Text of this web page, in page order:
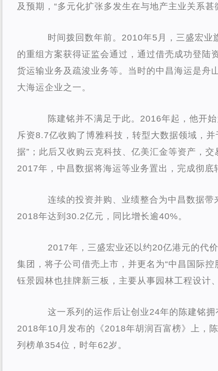
及预期，“多元化扩张多发生在与地产主业关系甚
时间拨回数年前。2010年5月，三盛宏业
的重组方案获得证监会通过，通过借壳成功登陆
货运输业务及疏浚业务等。当时的中昌海运是舟
大海运企业之一。
陈建铭并不满足于此。2016年起，他开
斥资8.7亿收购了博雅科技，转型大数据领域，
据”；此后又收购云克科技、亿美汇金等资产，
2017年，中昌数据将海运等业务置出，完成彻底
连续的投资并购、业绩整合为中昌数据带
2018年达到30.2亿元，同比增长逾40%。
2017年，三盛宏业还以约20亿港元的代
集团，将子公司借壳上市，并更名为“中昌国际
钰景园林也挂牌新三板，主要从事园林工程设计
这一系列的运作后让创业24年的陈建铭
2018年10月发布的《2018年胡润百富榜》上，
列榜单354位，时年62岁。